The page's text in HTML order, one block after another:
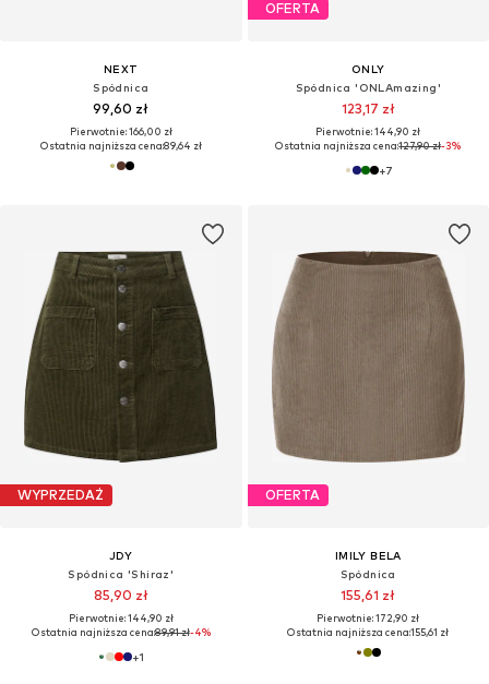
NEXT
Spódnica
99,60 zł
Pierwotnie: 166,00 zł
Ostatnia najniższa cena:89,64 zł
OFERTA
ONLY
Spódnica 'ONLAmazing'
123,17 zł
Pierwotnie: 144,90 zł
Ostatnia najniższa cena:127,90 zł-3%
+7
WYPRZEDAŻ
JDY
Spódnica 'Shiraz'
85,90 zł
Pierwotnie: 144,90 zł
Ostatnia najniższa cena:89,91 zł-4%
+1
OFERTA
IMILY BELA
Spódnica
155,61 zł
Pierwotnie: 172,90 zł
Ostatnia najniższa cena:155,61 zł